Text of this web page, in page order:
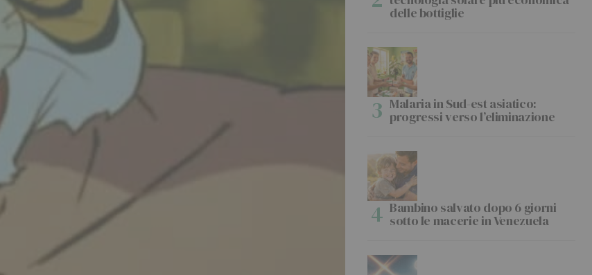
delle bottiglie
Malaria in Sud-est asiatico:
progressi verso l’eliminazione
Bambino salvato dopo 6 giorni
sotto le macerie in Venezuela